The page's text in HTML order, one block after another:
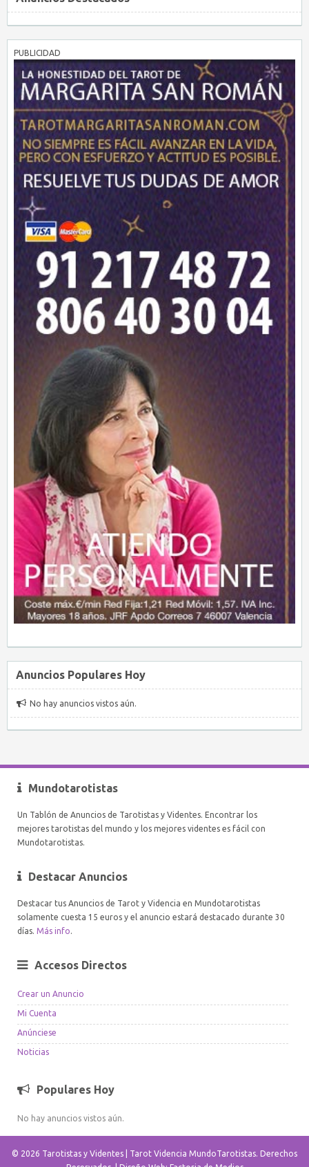
PUBLICIDAD
Anuncios Populares Hoy
No hay anuncios vistos aún.
Mundotarotistas
Un Tablón de Anuncios de Tarotistas y Videntes. Encontrar los
mejores tarotistas del mundo y los mejores videntes es fácil con
Mundotarotistas.
Destacar Anuncios
Destacar tus Anuncios de Tarot y Videncia en Mundotarotistas
solamente cuesta 15 euros y el anuncio estará destacado durante 30
días. Más info.
Accesos Directos
Crear un Anuncio
Mi Cuenta
Anúnciese
Noticias
Populares Hoy
No hay anuncios vistos aún.
© 2026 Tarotistas y Videntes | Tarot Videncia MundoTarotistas. Derechos